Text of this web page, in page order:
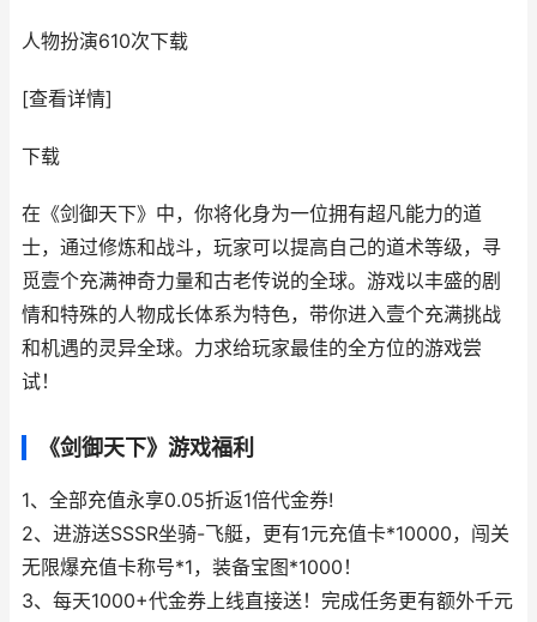
人物扮演610次下载
[查看详情]
下载
在《剑御天下》中，你将化身为一位拥有超凡能力的道
士，通过修炼和战斗，玩家可以提高自己的道术等级，寻
觅壹个充满神奇力量和古老传说的全球。游戏以丰盛的剧
情和特殊的人物成长体系为特色，带你进入壹个充满挑战
和机遇的灵异全球。力求给玩家最佳的全方位的游戏尝
试！
《剑御天下》游戏福利
1、全部充值永享0.05折返1倍代金券!
2、进游送SSSR坐骑-飞艇，更有1元充值卡*10000，闯关
无限爆充值卡称号*1，装备宝图*1000！
3、每天1000+代金券上线直接送！完成任务更有额外千元